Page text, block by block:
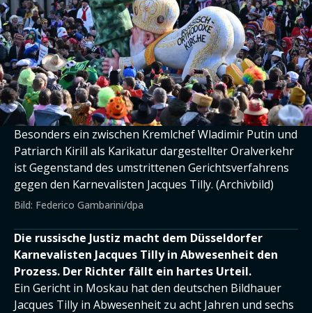
Besonders ein zwischen Kremlchef Wladimir Putin und
Patriarch Kirill als Karikatur dargestellter Oralverkehr
ist Gegenstand des umstrittenen Gerichtsverfahrens
gegen den Karnevalisten Jacques Tilly. (Archivbild)
Bild: Federico Gambarini/dpa
Die russische Justiz macht dem Düsseldorfer
Karnevalisten Jacques Tilly in Abwesenheit den
Prozess. Der Richter fällt ein hartes Urteil.
Ein Gericht in Moskau hat den deutschen Bildhauer
Jacques Tilly in Abwesenheit zu acht Jahren und sechs